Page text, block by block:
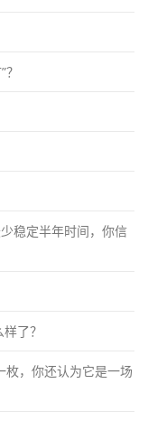
稳定半年时间，你信
了？
，你还认为它是一场